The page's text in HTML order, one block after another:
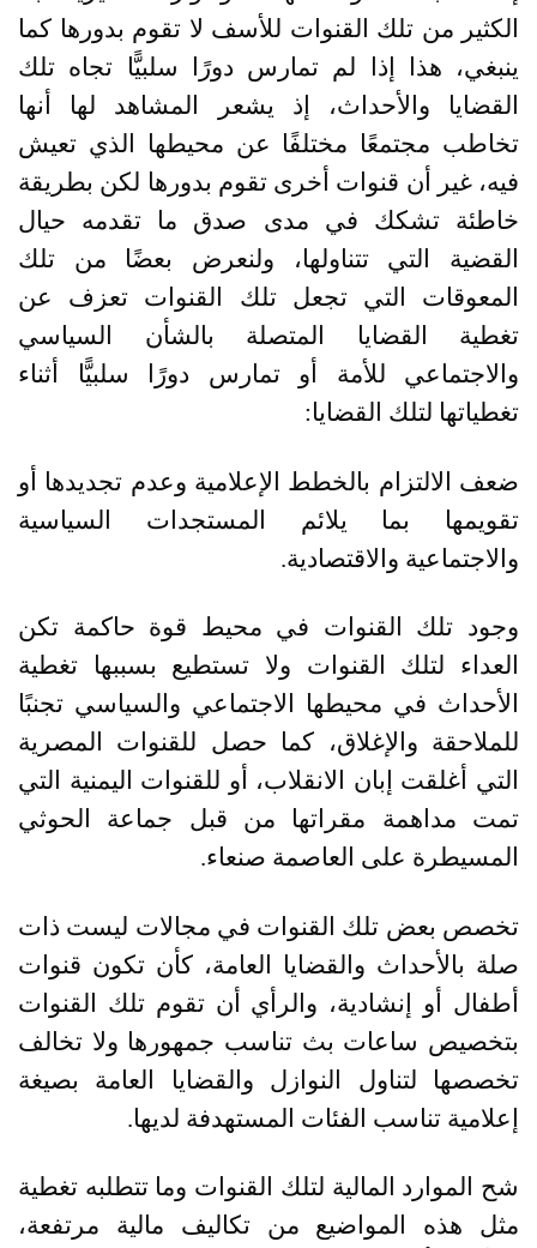
الكثير من تلك القنوات للأسف لا تقوم بدورها كما
ينبغي، هذا إذا لم تمارس دورًا سلبيًّا تجاه تلك
القضايا والأحداث، إذ يشعر المشاهد لها أنها
تخاطب مجتمعًا مختلفًا عن محيطها الذي تعيش
فيه، غير أن قنوات أخرى تقوم بدورها لكن بطريقة
خاطئة تشكك في مدى صدق ما تقدمه حيال
القضية التي تتناولها، ولنعرض بعضًا من تلك
المعوقات التي تجعل تلك القنوات تعزف عن
تغطية القضايا المتصلة بالشأن السياسي
والاجتماعي للأمة أو تمارس دورًا سلبيًّا أثناء
تغطياتها لتلك القضايا:
ضعف الالتزام بالخطط الإعلامية وعدم تجديدها أو
تقويمها بما يلائم المستجدات السياسية
والاجتماعية والاقتصادية.
وجود تلك القنوات في محيط قوة حاكمة تكن
العداء لتلك القنوات ولا تستطيع بسببها تغطية
الأحداث في محيطها الاجتماعي والسياسي تجنبًا
للملاحقة والإغلاق، كما حصل للقنوات المصرية
التي أغلقت إبان الانقلاب، أو للقنوات اليمنية التي
تمت مداهمة مقراتها من قبل جماعة الحوثي
المسيطرة على العاصمة صنعاء.
تخصص بعض تلك القنوات في مجالات ليست ذات
صلة بالأحداث والقضايا العامة، كأن تكون قنوات
أطفال أو إنشادية، والرأي أن تقوم تلك القنوات
بتخصيص ساعات بث تناسب جمهورها ولا تخالف
تخصصها لتناول النوازل والقضايا العامة بصيغة
إعلامية تناسب الفئات المستهدفة لديها.
شح الموارد المالية لتلك القنوات وما تتطلبه تغطية
مثل هذه المواضيع من تكاليف مالية مرتفعة،